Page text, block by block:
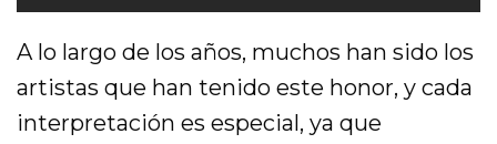
A lo largo de los años, muchos han sido los
artistas que han tenido este honor, y cada
interpretación es especial, ya que